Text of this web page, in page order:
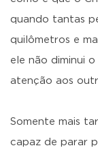
quando tantas
quilômetros e
ele não diminui
atenção aos
Somente mais
capaz de parar